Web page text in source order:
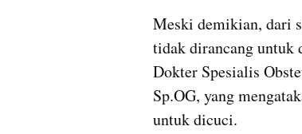
Meski demikian, dari
tidak dirancang untuk
Dokter Spesialis
Sp.OG, yang
untuk dicuci.